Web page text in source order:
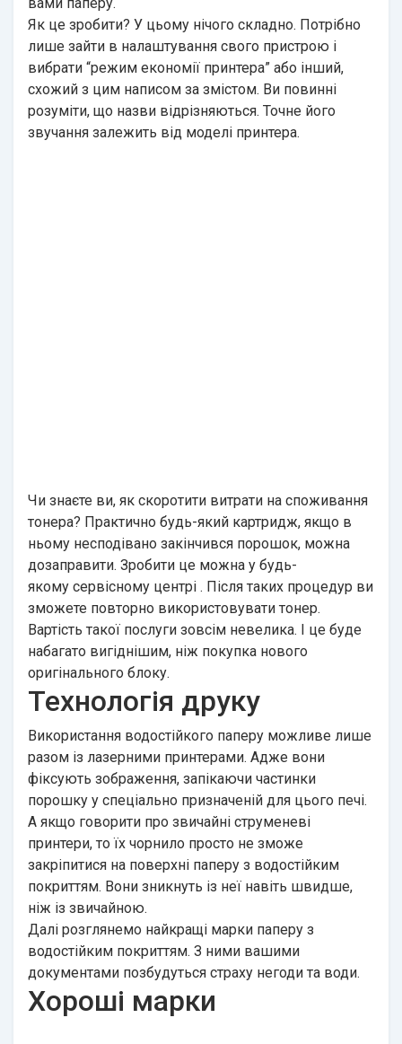
Як це зробити? У цьому нічого складно. Потрібно
лише зайти в налаштування свого пристрою і
вибрати “режим економії принтера” або інший,
схожий з цим написом за змістом. Ви повинні
розуміти, що назви відрізняються. Точне його
звучання залежить від моделі принтера.
Чи знаєте ви, як скоротити витрати на споживання
тонера? Практично будь-який картридж, якщо в
ньому несподівано закінчився порошок, можна
дозаправити. Зробити це можна у будь-
якому сервісному центрі . Після таких процедур ви
зможете повторно використовувати тонер.
Вартість такої послуги зовсім невелика. І це буде
набагато вигіднішим, ніж покупка нового
оригінального блоку.
Технологія друку
Використання водостійкого паперу можливе лише
разом із лазерними принтерами. Адже вони
фіксують зображення, запікаючи частинки
порошку у спеціально призначеній для цього печі.
А якщо говорити про звичайні струменеві
принтери, то їх чорнило просто не зможе
закріпитися на поверхні паперу з водостійким
покриттям. Вони зникнуть із неї навіть швидше,
ніж із звичайною.
Далі розглянемо найкращі марки паперу з
водостійким покриттям. З ними вашими
документами позбудуться страху негоди та води.
Хороші марки